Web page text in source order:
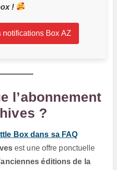
!
Box AZ
l’abonnement
?
Box dans sa FAQ
est une offre ponctuelle
éditions de la